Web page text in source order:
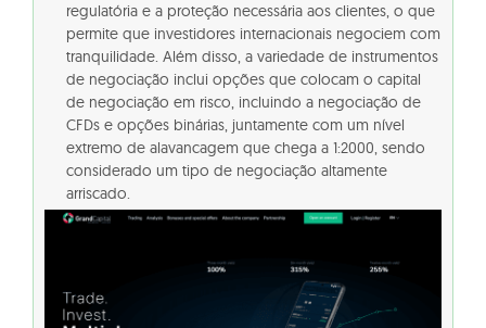
regulatória e a proteção necessária aos clientes, o que
permite que investidores internacionais negociem com
tranquilidade. Além disso, a variedade de instrumentos
de negociação inclui opções que colocam o capital
de negociação em risco, incluindo a negociação de
CFDs e opções binárias, juntamente com um nível
extremo de alavancagem que chega a 1:2000, sendo
considerado um tipo de negociação altamente
arriscado.